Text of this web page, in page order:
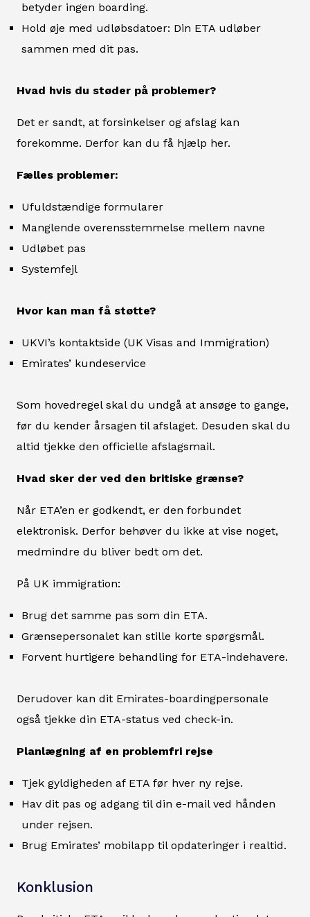
betyder ingen boarding.
Hold øje med udløbsdatoer: Din ETA udløber
sammen med dit pas.
Hvad hvis du støder på problemer?
Det er sandt, at forsinkelser og afslag kan
forekomme. Derfor kan du få hjælp her.
Fælles problemer:
Ufuldstændige formularer
Manglende overensstemmelse mellem navne
Udløbet pas
Systemfejl
Hvor kan man få støtte?
UKVI’s kontaktside (UK Visas and Immigration)
Emirates’ kundeservice
Som hovedregel skal du undgå at ansøge to gange,
før du kender årsagen til afslaget. Desuden skal du
altid tjekke den officielle afslagsmail.
Hvad sker der ved den britiske grænse?
Når ETA’en er godkendt, er den forbundet
elektronisk. Derfor behøver du ikke at vise noget,
medmindre du bliver bedt om det.
På UK immigration:
Brug det samme pas som din ETA.
Grænsepersonalet kan stille korte spørgsmål.
Forvent hurtigere behandling for ETA-indehavere.
Derudover kan dit Emirates-boardingpersonale
også tjekke din ETA-status ved check-in.
Planlægning af en problemfri rejse
Tjek gyldigheden af ETA før hver ny rejse.
Hav dit pas og adgang til din e-mail ved hånden
under rejsen.
Brug Emirates’ mobilapp til opdateringer i realtid.
Konklusion